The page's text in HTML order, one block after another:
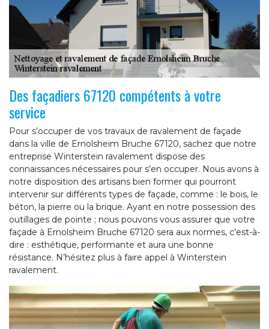
Des façadiers 67120 compétents à votre
service
Pour s’occuper de vos travaux de ravalement de façade
dans la ville de Ernolsheim Bruche 67120, sachez que notre
entreprise Winterstein ravalement dispose des
connaissances nécessaires pour s’en occuper. Nous avons à
notre disposition des artisans bien former qui pourront
intervenir sur différents types de façade, comme : le bois, le
béton, la pierre ou la brique. Ayant en notre possession des
outillages de pointe ; nous pouvons vous assurer que votre
façade à Ernolsheim Bruche 67120 sera aux normes, c’est-à-
dire : esthétique, performante et aura une bonne
résistance. N’hésitez plus à faire appel à Winterstein
ravalement.